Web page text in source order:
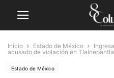
Inicio Estado de México
acusado de violación en Tlalnepantla
Estado de México